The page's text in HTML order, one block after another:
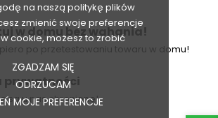
na naszą politykę plików
zmienić swoje preferencje
cookie, możesz to zrobić
ZGADZAM SIĘ
ODRZUCAM
MOJE PREFERENCJE
w domu bez wahania!
po przetestowaniu towaru w domu!
prywatności
są u nas chronione!